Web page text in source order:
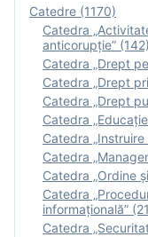
Catedre (1170)
Catedra
anticorupție” (142)
Catedra „Drept
Catedra „Drept
Catedra „Drept
Catedra
Catedra
Catedra
Catedra „Ordine
Catedra
informațională”
Catedra